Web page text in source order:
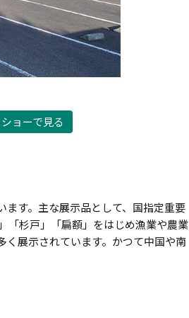
ョーで見る
す。主な展示品として、国指定重要
「杉戸」「扁額」をはじめ漁業や農業
く展示されています。かつて中国や南